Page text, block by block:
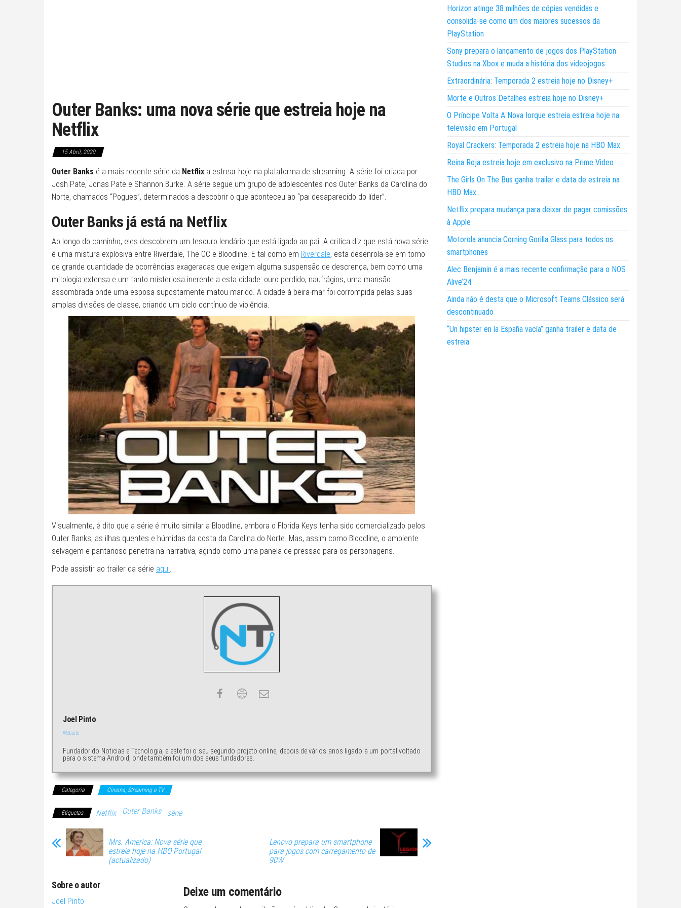
Outer Banks: uma nova série que estreia hoje na
Netflix
15 Abril, 2020
Outer Banks é a mais recente série da Netflix a estrear hoje na plataforma de streaming. A série foi criada por
Josh Pate, Jonas Pate e Shannon Burke. A série segue um grupo de adolescentes nos Outer Banks da Carolina do
Norte, chamados “Pogues”, determinados a descobrir o que aconteceu ao “pai desaparecido do líder”.
Outer Banks já está na Netflix
Ao longo do caminho, eles descobrem um tesouro lendário que está ligado ao pai. A critica diz que está nova série
é uma mistura explosiva entre Riverdale, The OC e Bloodline. E tal como em Riverdale, esta desenrola-se em torno
de grande quantidade de ocorrências exageradas que exigem alguma suspensão de descrença, bem como uma
mitologia extensa e um tanto misteriosa inerente a esta cidade: ouro perdido, naufrágios, uma mansão
assombrada onde uma esposa supostamente matou marido. A cidade à beira-mar foi corrompida pelas suas
amplas divisões de classe, criando um ciclo contínuo de violência.
Visualmente, é dito que a série é muito similar a Bloodline, embora o Florida Keys tenha sido comercializado pelos
Outer Banks, as ilhas quentes e húmidas da costa da Carolina do Norte. Mas, assim como Bloodline, o ambiente
selvagem e pantanoso penetra na narrativa, agindo como uma panela de pressão para os personagens.
Pode assistir ao trailer da série aqui.
Joel Pinto
Website
Fundador do Noticias e Tecnologia, e este foi o seu segundo projeto online, depois de vários anos ligado a um portal voltado
para o sistema Android, onde também foi um dos seus fundadores.
Categoria Cinema, Streaming e TV
Etiquetas Netflix Outer Banks série
Mrs. America: Nova série que
estreia hoje na HBO Portugal
(actualizado)
Lenovo prepara um smartphone
para jogos com carregamento de
90W
Sobre o autor
Joel Pinto
Deixe um comentário
Horizon atinge 38 milhões de cópias vendidas e
consolida-se como um dos maiores sucessos da
PlayStation
Sony prepara o lançamento de jogos dos PlayStation
Studios na Xbox e muda a história dos videojogos
Extraordinária: Temporada 2 estreia hoje no Disney+
Morte e Outros Detalhes estreia hoje no Disney+
O Príncipe Volta A Nova Iorque estreia estreia hoje na
televisão em Portugal
Royal Crackers: Temporada 2 estreia hoje na HBO Max
Reina Roja estreia hoje em exclusivo na Prime Video
The Girls On The Bus ganha trailer e data de estreia na
HBO Max
Netflix prepara mudança para deixar de pagar comissões
à Apple
Motorola anuncia Corning Gorilla Glass para todos os
smartphones
Alec Benjamin é a mais recente confirmação para o NOS
Alive’24
Ainda não é desta que o Microsoft Teams Clássico será
descontinuado
“Un hipster en la España vacía” ganha trailer e data de
estreia